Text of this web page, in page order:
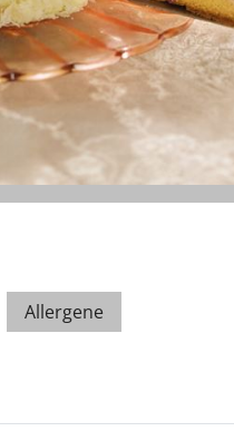
Allergene